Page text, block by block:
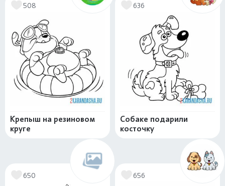
508
Крепыш на резиновом
круге
636
Собаке подарили
косточку
650 656